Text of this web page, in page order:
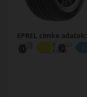
EPREL cimke adatok: